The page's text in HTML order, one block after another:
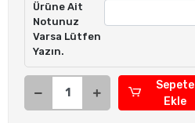
Ürüne Ait
Notunuz
Varsa Lütfen
Yazın.
Sepete
Ekle